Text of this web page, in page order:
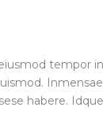
tempor
habere.